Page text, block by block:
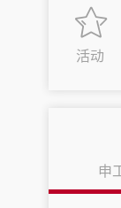
活动
申